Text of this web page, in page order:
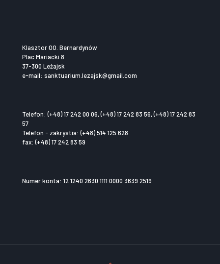
Klasztor OO. Bernardynów
Plac Mariacki 8
37-300 Leżajsk
e-mail: sanktuarium.lezajsk@gmail.com
Telefon: (+48) 17 242 00 06, (+48) 17 242 83 56, (+48) 17 242 83
57
Telefon - zakrystia: (+48) 514 125 628
fax: (+48) 17 242 83 59
Numer konta: 12 1240 2630 1111 0000 3639 2519